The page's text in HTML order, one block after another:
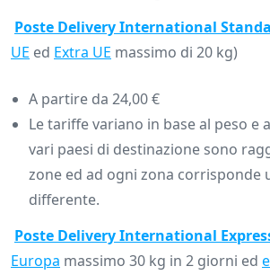
Poste Delivery International
UE ed Extra UE massimo di 20 kg)
A partire da 24,00 €
Le tariffe variano in base al peso e
vari paesi di destinazione sono
zone ed ad ogni zona corrisponde
differente.
Poste Delivery International
Europa massimo 30 kg in 2 giorni ed